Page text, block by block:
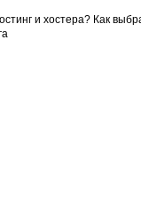
и хостера? Как